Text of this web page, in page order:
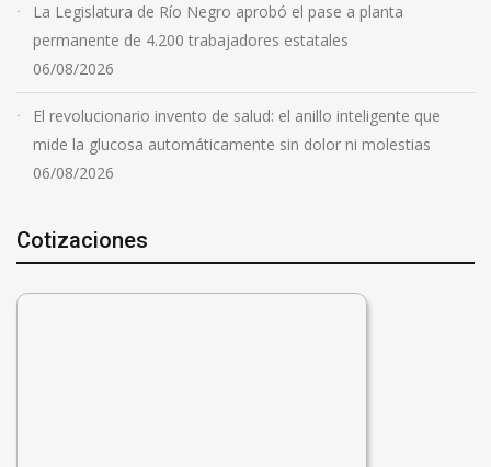
La Legislatura de Río Negro aprobó el pase a planta
permanente de 4.200 trabajadores estatales
06/08/2026
El revolucionario invento de salud: el anillo inteligente que
mide la glucosa automáticamente sin dolor ni molestias
06/08/2026
Cotizaciones